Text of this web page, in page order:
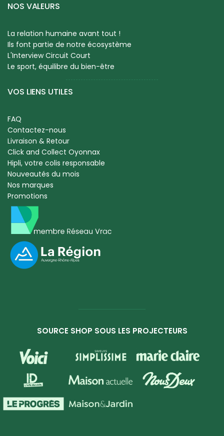
NOS VALEURS
La relation humaine avant tout !
Ils font partie de notre écosystème
L'Interview Circuit Court
Le sport, équilibre du bien-être
VOS LIENS UTILES
FAQ
Contactez-nous
Livraison & Retour
Click and Collect Oyonnax
Hipli, votre colis responsable
Nouveautés du mois
Nos marques
Promotions
SOURCE SHOP SOUS LES PROJECTEURS